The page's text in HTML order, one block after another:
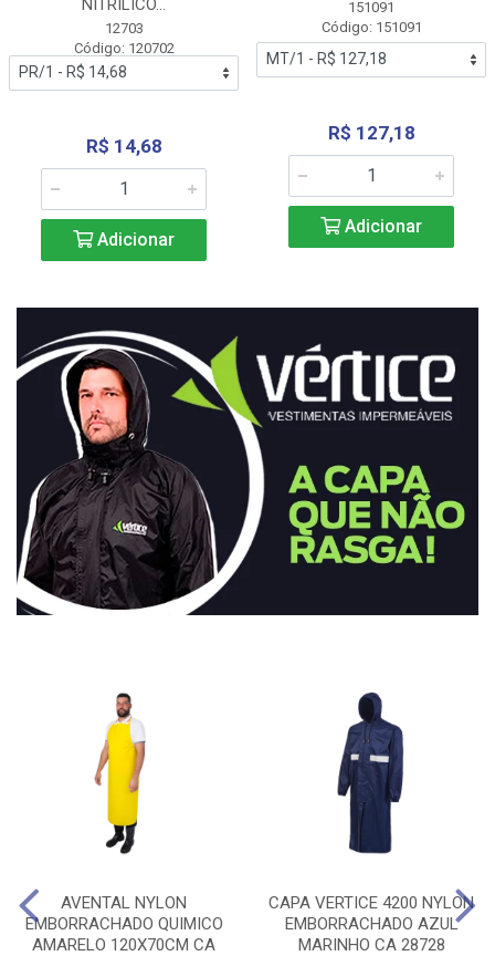
NITRÍLICO...
12703
Código: 120702
R$ 14,68
Adicionar
151091
Código: 151091
R$ 127,18
Adicionar
AVENTAL NYLON
EMBORRACHADO QUIMICO
AMARELO 120X70CM CA
CAPA VERTICE 4200 NYLON
EMBORRACHADO AZUL
MARINHO CA 28728